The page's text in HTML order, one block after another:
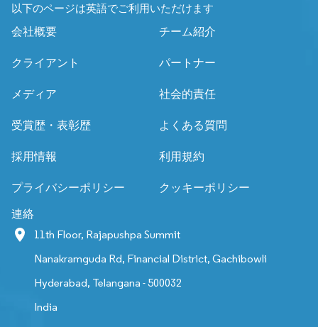
以下のページは英語でご利用いただけます
会社概要
チーム紹介
クライアント パートナー
メディア 社会的責任
受賞歴・表彰歴 よくある質問
採用情報 利用規約
プライバシーポリシー クッキーポリシー
連絡
11th Floor, Rajapushpa Summit
Nanakramguda Rd, Financial District, Gachibowli
Hyderabad, Telangana - 500032
India